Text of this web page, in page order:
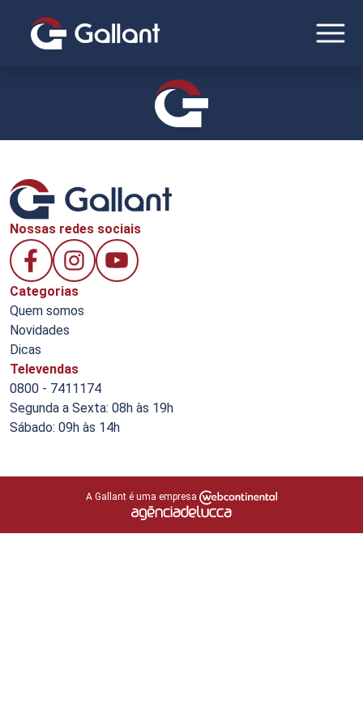
Nossas redes sociais
Categorias
Quem somos
Novidades
Dicas
Televendas
0800 - 7411174
Segunda a Sexta: 08h às 19h
Sábado: 09h às 14h
A Gallant é uma empresa